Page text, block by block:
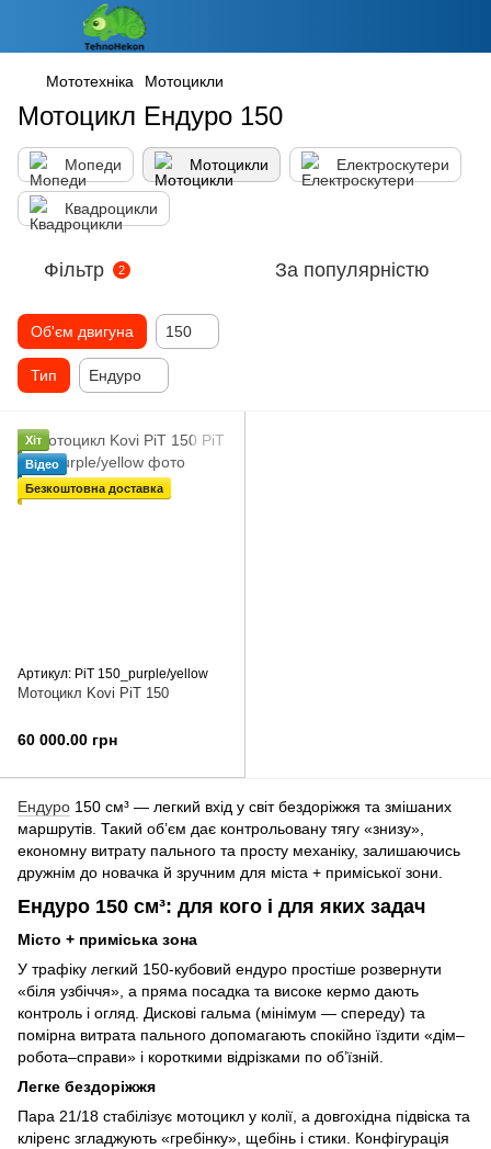
Мототехніка Мотоцикли
Мотоцикл Ендуро 150
Мопеди Мотоцикли Електроскутери
Квадроцикли
Фільтр 2 За популярністю
Об'єм двигуна 150
Тип Ендуро
Хіт
Відео
Безкоштовна доставка
Артикул: PiT 150_purple/yellow
Мотоцикл Kovi PiT 150
60 000.00 грн
Ендуро 150 см³ — легкий вхід у світ бездоріжжя та змішаних
маршрутів. Такий об’єм дає контрольовану тягу «знизу»,
економну витрату пального та просту механіку, залишаючись
дружнім до новачка й зручним для міста + приміської зони.
Ендуро 150 см³: для кого і для яких задач
Місто + приміська зона
У трафіку легкий 150-кубовий ендуро простіше розвернути
«біля узбіччя», а пряма посадка та високе кермо дають
контроль і огляд. Дискові гальма (мінімум — спереду) та
помірна витрата пального допомагають спокійно їздити «дім–
робота–справи» і короткими відрізками по об’їзній.
Легке бездоріжжя
Пара 21/18 стабілізує мотоцикл у колії, а довгохідна підвіска та
кліренс згладжують «гребінку», щебінь і стики. Конфігурація